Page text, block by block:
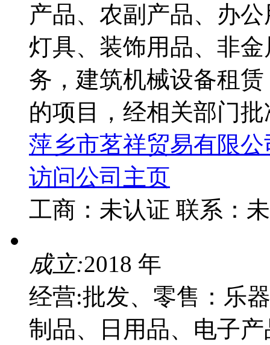
产品、农副产品、办
灯具、装饰用品、非
务，建筑机械设备租
的项目，经相关部门
萍乡市茗祥贸易有限公
访问公司主页
工商： 未认证 联系：
成立:2018 年
经营:批发、零售：乐
制品、日用品、电子